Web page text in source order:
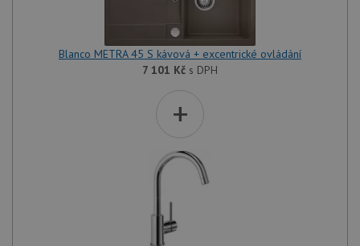
Blanco METRA 45 S kávová + excentrické ovládání
7 101 Kč s DPH
+